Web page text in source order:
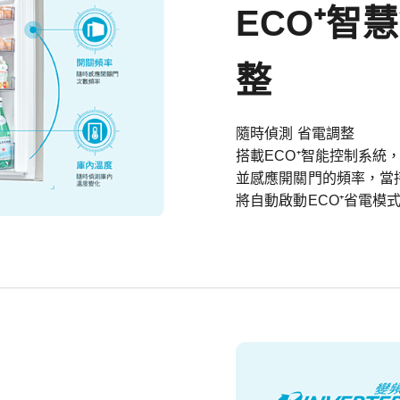
ECO⁺智
整
隨時偵測 省電調整
搭載ECO⁺智能控制系統
並感應開關門的頻率，
將自動啟動ECO⁺省電模